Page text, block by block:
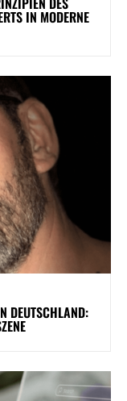
IN MODERNE
DEUTSCHLAND: